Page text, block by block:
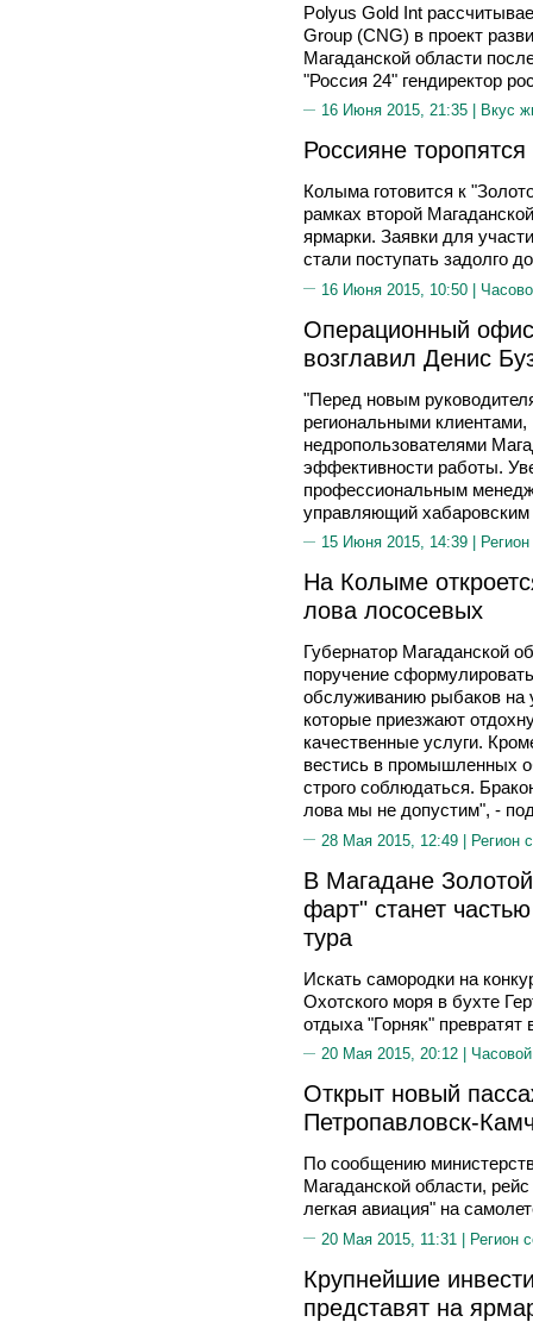
Polyus Gold Int
Group (CNG) в проект
Магаданской области
"Россия 24" гендиректор
16 Июня 2015, 21:35 | Вкус
Россияне
Колыма готовится к
рамках второй
ярмарки. Заявки для
стали поступать задолго
16 Июня 2015, 10:50 |
Операционный
возглавил Денис
"Перед новым
региональными
недропользователями
эффективности работы.
профессиональным
управляющий
15 Июня 2015, 14:39 |
На Колыме
лова лососевых
Губернатор Магаданской
поручение
обслуживанию рыбаков на
которые приезжают
качественные услуги.
вестись в промышленных
строго соблюдаться.
лова мы не допустим", -
28 Мая 2015, 12:49 | Регион
В Магадане
фарт" станет
тура
Искать самородки на
Охотского моря в бухте
отдыха "Горняк" превратят
20 Мая 2015, 20:12 |
Открыт новый
Петропавловск-
По сообщению
Магаданской области,
легкая авиация" на
20 Мая 2015, 11:31 | Регион
Крупнейшие
представят на